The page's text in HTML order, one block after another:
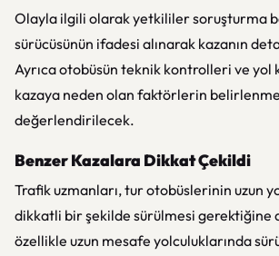
Olayla ilgili olarak yetkililer soruşturma
sürücüsünün ifadesi alınarak kazanın
Ayrıca otobüsün teknik kontrolleri ve yol
kazaya neden olan faktörlerin
değerlendirilecek.
Benzer Kazalara Dikkat Çekildi
Trafik uzmanları, tur otobüslerinin uzun
dikkatli bir şekilde sürülmesi gerektiğine
özellikle uzun mesafe yolculuklarında